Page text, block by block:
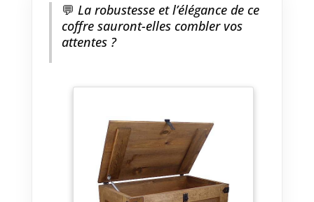
💬 La robustesse et l’élégance de ce
coffre sauront-elles combler vos
attentes ?